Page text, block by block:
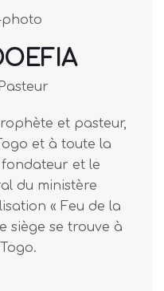
et pasteur,
et à toute la
et le
du ministère
« Feu de la
siège se trouve à